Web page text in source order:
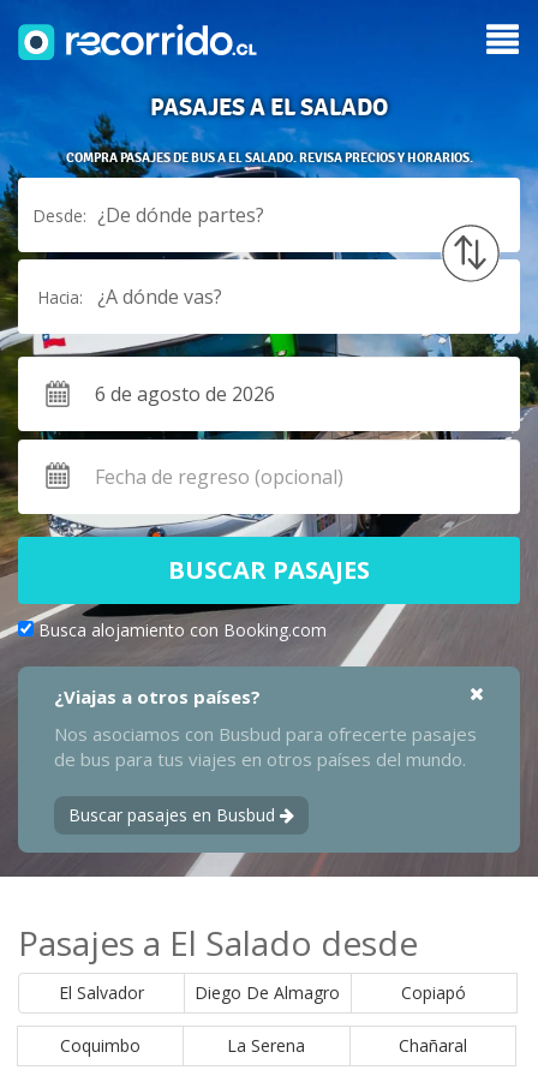
PASAJES A EL SALADO
COMPRA PASAJES DE BUS A EL SALADO. REVISA PRECIOS Y HORARIOS.
Desde: ¿De dónde partes?
Hacia: ¿A dónde vas?
BUSCAR PASAJES
Busca alojamiento con Booking.com
¿Viajas a otros países?
Nos asociamos con Busbud para ofrecerte pasajes
de bus para tus viajes en otros países del mundo.
Buscar pasajes en Busbud
Pasajes a El Salado desde
El Salvador Diego De Almagro Copiapó
Coquimbo La Serena Chañaral